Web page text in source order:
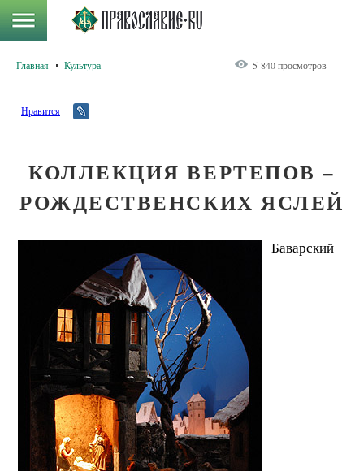
Главная Культура 5 840 просмотров
Нравится
КОЛЛЕКЦИЯ ВЕРТЕПОВ –
РОЖДЕСТВЕНСКИХ ЯСЛЕЙ
Баварский